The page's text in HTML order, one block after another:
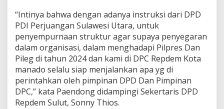
S
r
u
k
t
u
r
P
e
n
“Intinya bahwa dengan adanya instruksi dari DPD
PDI Perjuangan Sulawesi Utara, untuk
penyempurnaan struktur agar supaya penyegaran
dalam organisasi, dalam menghadapi Pilpres Dan
Pileg di tahun 2024 dan kami di DPC Repdem Kota
manado selalu siap menjalankan apa yg di
perintahkan oleh pimpinan DPD Dan Pimpinan
DPC,” kata Paendong didampingi Sekertaris DPD
Repdem Sulut, Sonny Thios.